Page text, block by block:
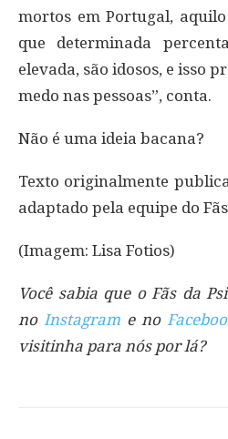
mortos em Portugal,
que determinada
elevada, são idosos, e isso
medo nas pessoas”, conta.
Não é uma ideia bacana?
Texto originalmente
adaptado pela equipe do
(Imagem: Lisa Fotios)
Você sabia que o Fãs da
no Instagrame no
visitinha para nós por lá?